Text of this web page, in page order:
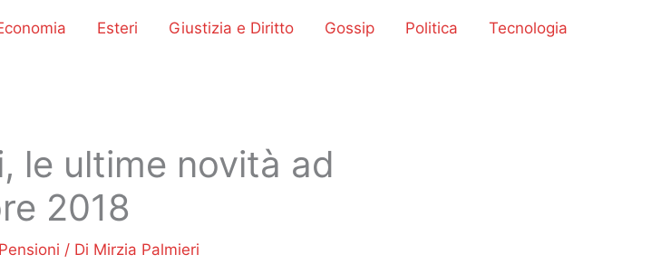
Esteri Giustizia e Diritto Gossip Politica
Tecnologia
le ultime novità ad
2018
Pensioni / Di Mirzia Palmieri